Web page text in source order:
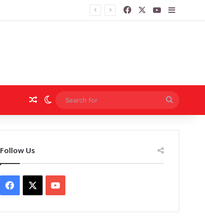
FacebookYouTubeSidebar
Random Article
Switch skin
for
Follow Us
Facebook YouTube